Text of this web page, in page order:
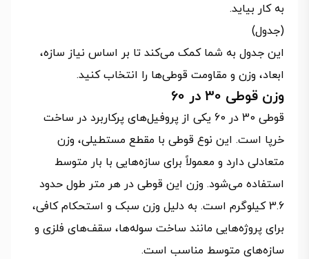
به کار بیاید.
(جدول)
این جدول به شما کمک می‌کند تا بر اساس نیاز سازه،
ابعاد، وزن و مقاومت قوطی‌ها را انتخاب کنید.
وزن قوطی 30 در 60
قوطی 30 در 60 یکی از پروفیل‌های پرکاربرد در ساخت
خرپا است. این نوع قوطی با مقطع مستطیلی، وزن
متعادلی دارد و معمولاً برای سازه‌هایی با بار متوسط
استفاده می‌شود. وزن این قوطی در هر متر طول حدود
3.6 کیلوگرم است. به دلیل وزن سبک و استحکام کافی،
برای پروژه‌هایی مانند ساخت سوله‌ها، سقف‌های فلزی و
سازه‌های متوسط مناسب است.